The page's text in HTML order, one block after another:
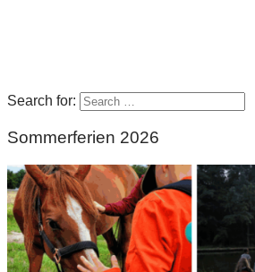
Search for:
Sommerferien 2026